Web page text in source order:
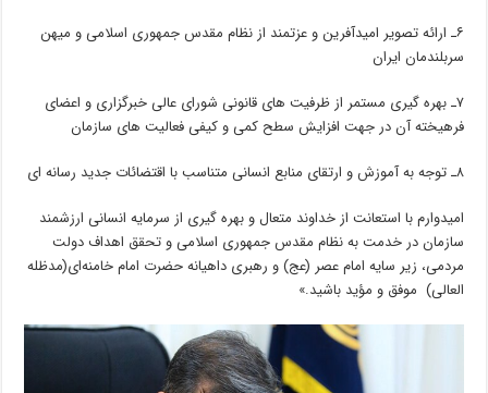
۶ـ ارائه تصویر امیدآفرین و عزتمند از نظام مقدس جمهوری اسلامی و میهن
سربلندمان ایران
۷ـ بهره­ گیری مستمر از ظرفیت­ های قانونی شورای عالی خبرگزاری و اعضای
فرهیخته آن در جهت افزایش سطح کمی و کیفی فعالیت­ های سازمان
۸ـ توجه به آموزش و ارتقای منابع انسانی متناسب با اقتضائات جدید رسانه­ ای
امیدوارم با استعانت از خداوند متعال و بهره­ گیری از سرمایه انسانی ارزشمند
سازمان در خدمت به نظام مقدس جمهوری اسلامی و تحقق اهداف دولت
مردمی، زیر سایه امام عصر (عج) و رهبری داهیانه حضرت امام خامنه‌ای(مدظله
العالی) موفق و مؤید باشید.»